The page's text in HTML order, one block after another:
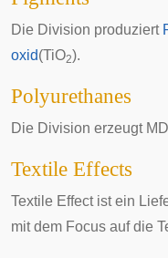
Die Division produziert
oxid(TiO2).
Polyurethanes
Die Division erzeugt
Textile Effects
Textile Effect ist ein
mit dem Focus auf die